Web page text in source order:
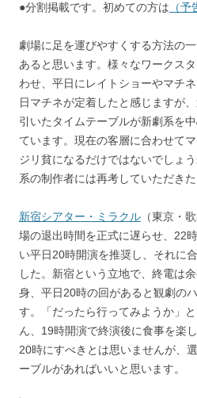
●分割掲載です。初めての方は （予
劇場に足を運びやすくする方法の
あると思います。様々なワークス
わせ、平日にレイトショーやマチ
日マチネが定着したと感じますが
引いたタイムテーブルが新劇系を
ています。現在の客層に合わせて
ジリ貧になるだけではないでしょ
系の制作者には再考していただきた
新宿シアター・ミラクル （東京・
場の退出時間を正式に遅らせ、22
い平日20時開演を推奨し、それに
した。新宿という立地で、終電は
身、平日20時の回があると観劇の
す。「だったら行ってみようか」
ん、19時開演で終演後に食事を楽
20時にすべきとは思いませんが、
ーブルがあればいいと思います。